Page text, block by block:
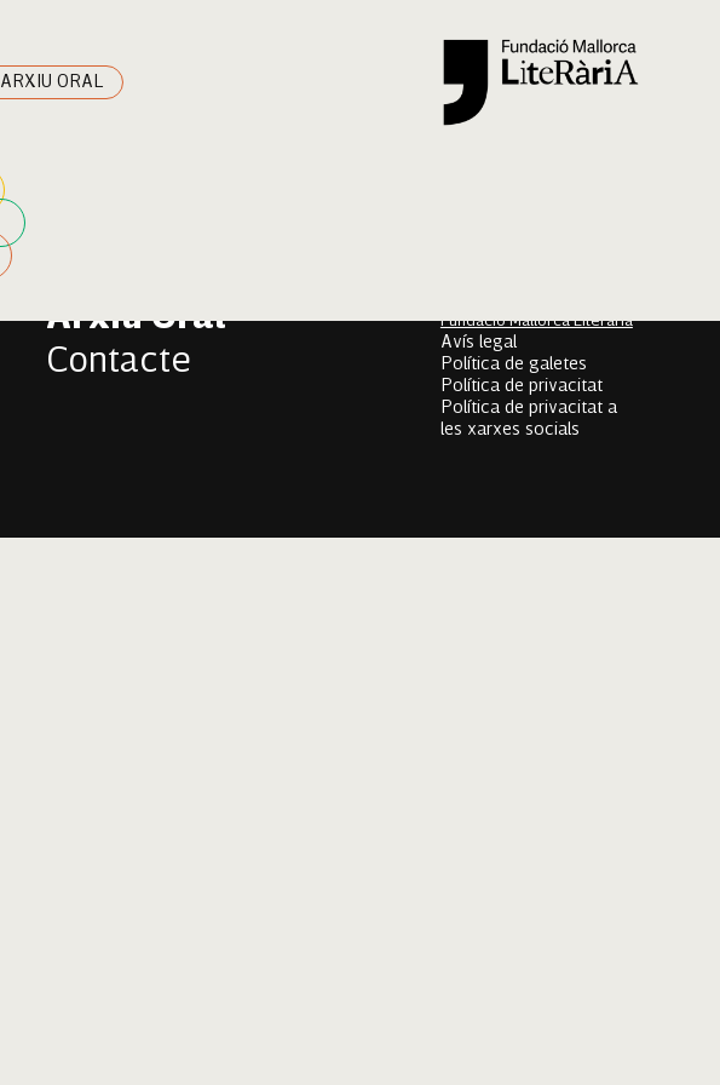
ARXIU ORAL
Arxiu Oral
Contacte
Fundació Mallorca Literària
Avís legal
Política de galetes
Política de privacitat
Política de privacitat a
les xarxes socials